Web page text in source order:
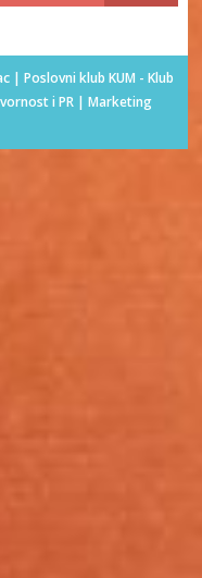
| Poslovni klub KUM - Klub
i PR | Marketing